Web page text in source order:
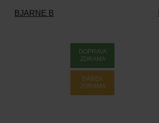
BJARNE B
DOPRAVA
ZDRAMA
DÁREK
ZDRAMA